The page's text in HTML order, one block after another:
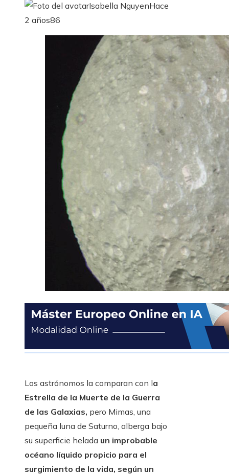
Isabella NguyenHace
2 años86
Los astrónomos la comparan con la
Estrella de la Muerte de la Guerra
de las Galaxias, pero Mimas, una
pequeña luna de Saturno, alberga bajo
su superficie helada un improbable
océano líquido propicio para el
surgimiento de la vida, según un